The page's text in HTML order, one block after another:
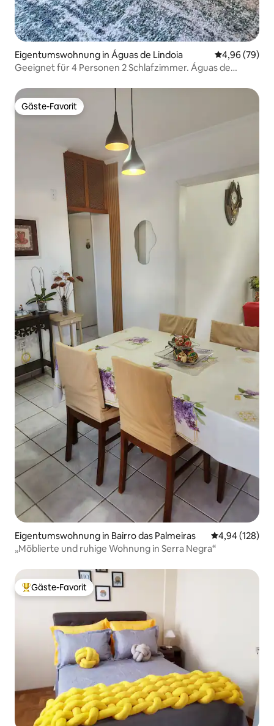
Eigentumswohnung in Águas de Lindoia
4,96 (79)
Geeignet für 4 Personen 2 Schlafzimmer. Águas de
Gäste-Favorit
Gäste-Favorit
Eigentumswohnung in Bairro das Palmeiras
4,94 (128)
„Möblierte und ruhige Wohnung in Serra Negra“
Beliebter Gäste-Favorit.
Gäste-Favorit